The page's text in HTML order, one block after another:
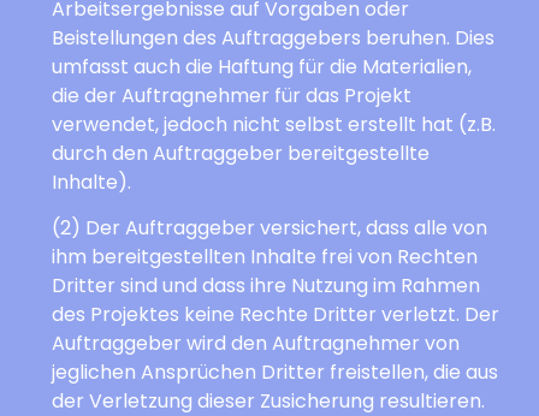
Arbeitsergebnisse auf Vorgaben oder
Beistellungen des Auftraggebers beruhen. Dies
umfasst auch die Haftung für die Materialien,
die der Auftragnehmer für das Projekt
verwendet, jedoch nicht selbst erstellt hat (z.B.
durch den Auftraggeber bereitgestellte
Inhalte).
(2) Der Auftraggeber versichert, dass alle von
ihm bereitgestellten Inhalte frei von Rechten
Dritter sind und dass ihre Nutzung im Rahmen
des Projektes keine Rechte Dritter verletzt. Der
Auftraggeber wird den Auftragnehmer von
jeglichen Ansprüchen Dritter freistellen, die aus
der Verletzung dieser Zusicherung resultieren.